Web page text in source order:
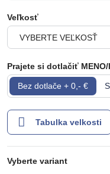
Veľkosť
Prajete si dotlačiť
Bez dotlače + 0,- €
Tabulka velkosti
Vyberte variant